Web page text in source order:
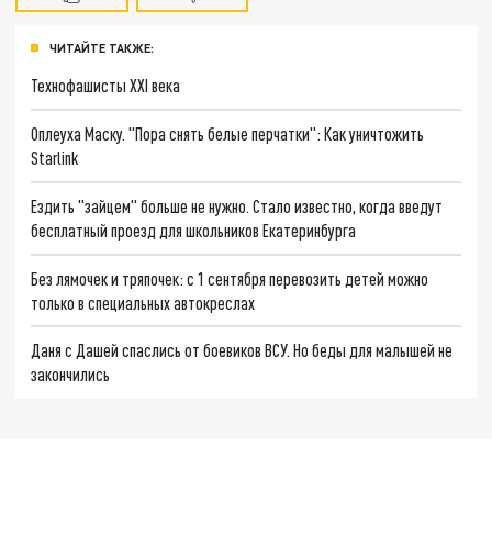
ЧИТАЙТЕ ТАКЖЕ:
Технофашисты XXI века
Оплеуха Маску. "Пора снять белые перчатки": Как уничтожить
Starlink
Ездить "зайцем" больше не нужно. Стало известно, когда введут
бесплатный проезд для школьников Екатеринбурга
Без лямочек и тряпочек: с 1 сентября перевозить детей можно
только в специальных автокреслах
Даня с Дашей спаслись от боевиков ВСУ. Но беды для малышей не
закончились